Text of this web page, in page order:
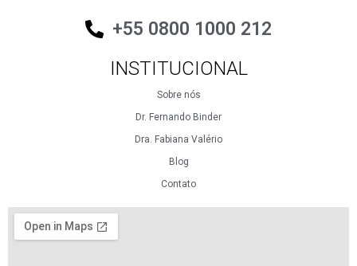
+55 0800 1000 212
INSTITUCIONAL
Sobre nós
Dr. Fernando Binder
Dra. Fabiana Valério
Blog
Contato